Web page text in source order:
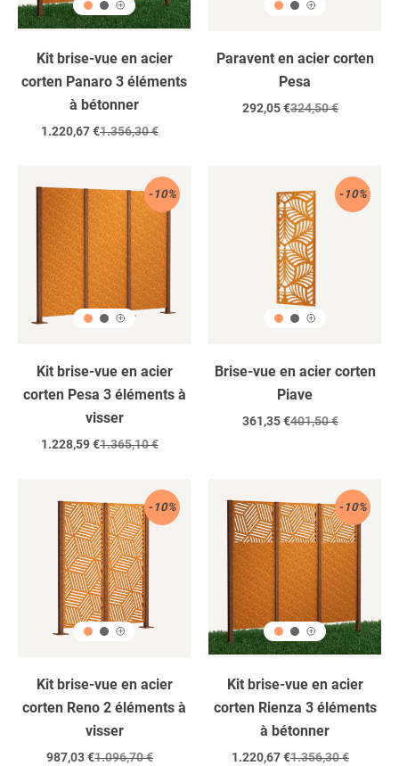
bétonner
Kit brise-vue en acier
corten Panaro 3 éléments
à bétonner
Prix
1.220,67 €Prix
1.356,30 €
Paravent en acier corten
Pesa
Prix
292,05 €Prix
324,50 €
corten
/
3
éléments
/
à
visser
Kit brise-vue en acier
corten Pesa 3 éléments à
visser
Prix
1.228,59 €Prix
1.365,10 €
-10%
Corten
Brise-vue en acier corten
Piave
Prix
361,35 €Prix
401,50 €
-10%
corten
/
2
éléments
/
à
visser
Kit brise-vue en acier
corten Reno 2 éléments à
visser
Prix
987,03 €Prix
1.096,70 €
-10%
corten
/
3
éléments
/
à
encastrer
dans
le
béton
Kit brise-vue en acier
corten Rienza 3 éléments
à bétonner
Prix
1.220,67 €Prix
1.356,30 €
-10%